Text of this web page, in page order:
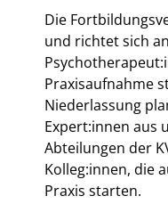
Die
und richtet sich
Praxisaufnahme
Niederlassung
Expert:innen aus
Abteilungen der
Kolleg:innen, die
Praxis starten.